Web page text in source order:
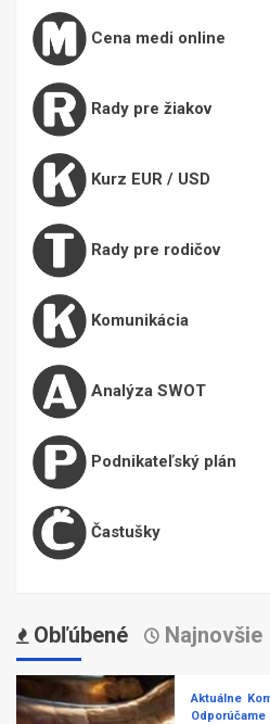
Cena medi online
Rady pre žiakov
Kurz EUR / USD
Rady pre rodičov
Komunikácia
Analýza SWOT
Podnikateľský plán
Častušky
Obľúbené Najnovšie
Aktuálne
Odporúčame